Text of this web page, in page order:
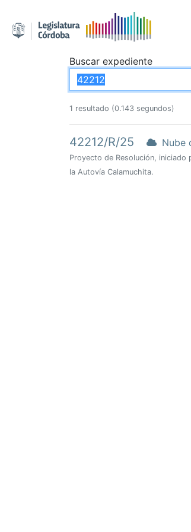
Buscar expediente
1 resultado (0.143 segundos)
42212/R/25 Nube
Proyecto de Resolución,
la Autovía Calamuchita.